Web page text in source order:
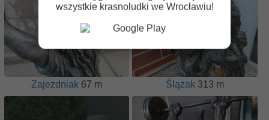
Zajezdniak 67 m Ślązak313 m
wszystkie krasnoludki we Wrocławiu!